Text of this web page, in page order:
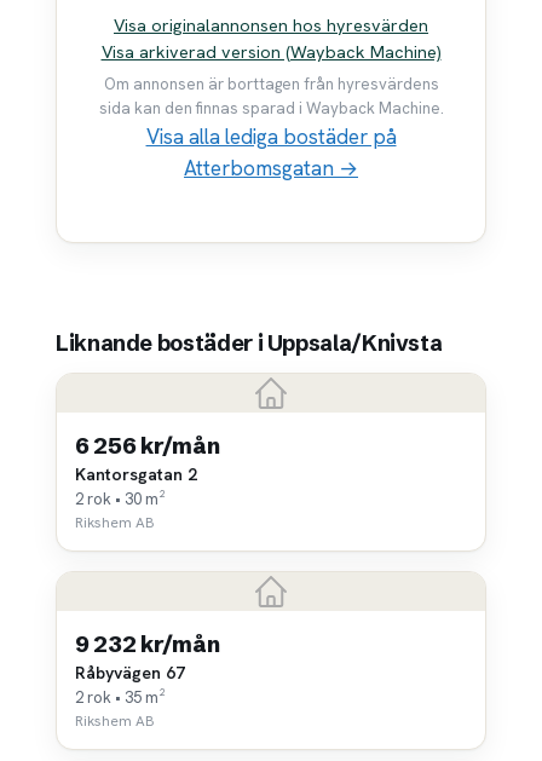
Visa originalannonsen hos hyresvärden
Visa arkiverad version (Wayback Machine)
Om annonsen är borttagen från hyresvärdens
sida kan den finnas sparad i Wayback Machine.
Visa alla lediga bostäder på
Atterbomsgatan →
Liknande bostäder i Uppsala/Knivsta
6 256 kr/mån
Kantorsgatan 2
2 rok • 30 m²
Rikshem AB
9 232 kr/mån
Råbyvägen 67
2 rok • 35 m²
Rikshem AB